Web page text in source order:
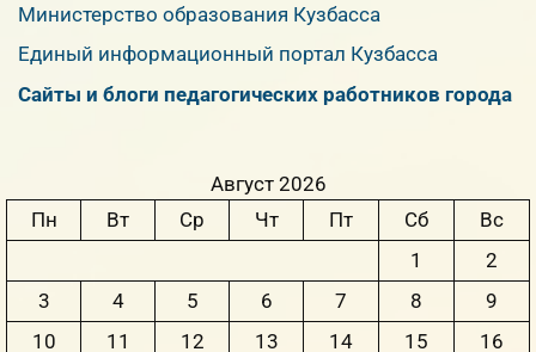
Министерство образования Кузбасса
Единый информационный портал Кузбасса
Сайты и блоги педагогических работников города
Август 2026
Пн
Вт Ср Чт Пт Сб
Вс
1
2
3
4 5 6 7 8
9
10
11 12 13 14 15 16